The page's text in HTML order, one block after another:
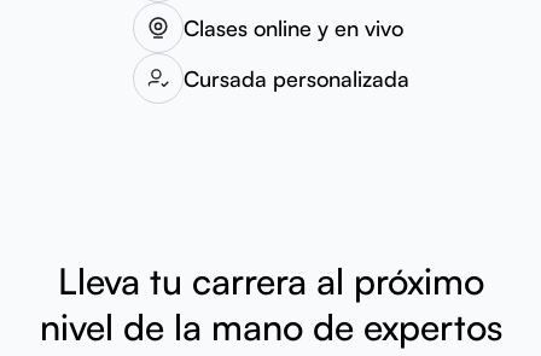
Clases online y en vivo
Cursada personalizada
Lleva tu carrera al próximo
nivel de la mano de expertos